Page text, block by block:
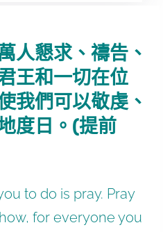
人懇求、禱告、
王和一切在位
我們可以敬虔、
度日。(提前
to do is pray. Pray
for everyone you